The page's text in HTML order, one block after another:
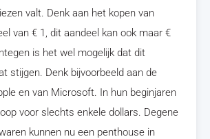
valt. Denk aan het kopen van
van € 1, dit aandeel kan ook maar €
is het wel mogelijk dat dit
stijgen. Denk bijvoorbeeld aan de
en van Microsoft. In hun beginjaren
voor slechts enkele dollars. Degene
kunnen nu een penthouse in